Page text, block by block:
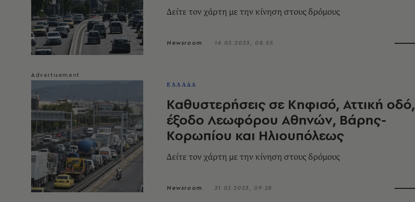
Δείτε τον χάρτη με την κίνηση στους δρόμους
Newsroom 14.03.2023, 08:55
ΕΛΛΑΔΑ
Καθυστερήσεις σε Κηφισό, Αττική οδό,
έξοδο Λεωφόρου Αθηνών, Βάρης-
Κορωπίου και Ηλιουπόλεως
Δείτε τον χάρτη με την κίνηση στους δρόμους
Newsroom 21.02.2023, 09:28